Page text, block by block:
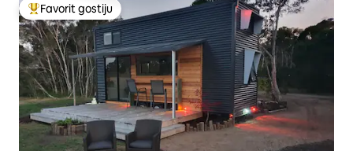
Glavni favorit gostiju
Favorit gostiju